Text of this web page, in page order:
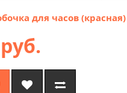
для часов (красная)